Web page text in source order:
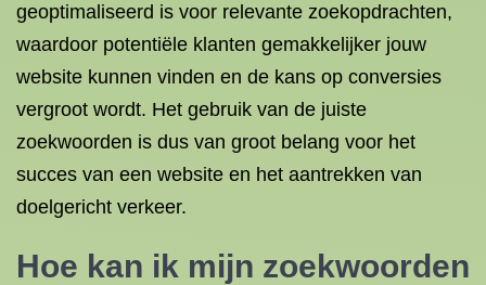
geoptimaliseerd is voor relevante zoekopdrachten,
waardoor potentiële klanten gemakkelijker jouw
website kunnen vinden en de kans op conversies
vergroot wordt. Het gebruik van de juiste
zoekwoorden is dus van groot belang voor het
succes van een website en het aantrekken van
doelgericht verkeer.
Hoe kan ik mijn zoekwoorden